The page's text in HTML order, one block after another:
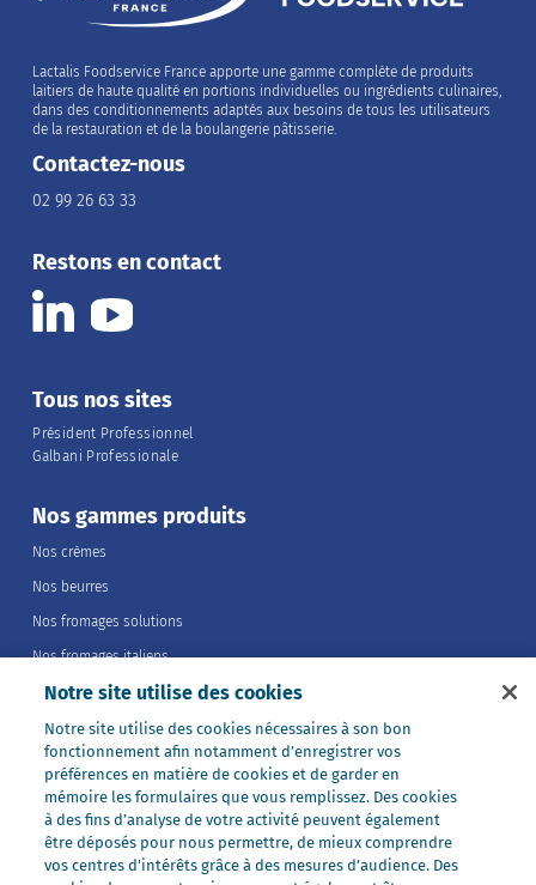
Lactalis Foodservice France apporte une gamme complète de produits
laitiers de haute qualité en portions individuelles ou ingrédients culinaires,
dans des conditionnements adaptés aux besoins de tous les utilisateurs
de la restauration et de la boulangerie pâtisserie.
Contactez-nous
02 99 26 63 33
Restons en contact
Tous nos sites
Président Professionnel
Galbani Professionale
Nos gammes produits
Nos crèmes
Nos beurres
Nos fromages solutions
Nos fromages italiens
Nos fromages portions
Nos fromages entiers
Nos préparations
Nos ultra-frais
Nos laits
Nos marques
Notre site utilise des cookies
Notre site utilise des cookies nécessaires à son bon
fonctionnement afin notamment d’enregistrer vos
préférences en matière de cookies et de garder en
mémoire les formulaires que vous remplissez. Des cookies
à des fins d’analyse de votre activité peuvent également
être déposés pour nous permettre, de mieux comprendre
vos centres d'intérêts grâce à des mesures d’audience. Des